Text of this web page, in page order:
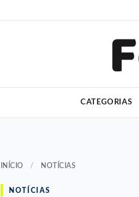
CATEGORIAS
INÍCIO / NOTÍCIAS
NOTÍCIAS